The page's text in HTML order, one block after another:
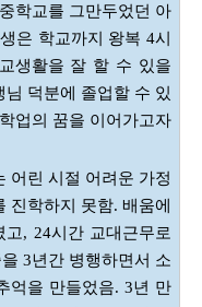
학교를 그만두었던 아
은 학교까지 왕복 4시
생활을 잘 할 수 있을
덕분에 졸업할 수 있
업의 꿈을 이어가고자
어린 시절 어려운 가정
진학하지 못함. 배움에
, 24시간 교대근무로
3년간 병행하면서 소
억을 만들었음. 3년 만